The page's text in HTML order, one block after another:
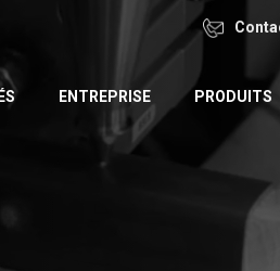
ENTREPRISE PRODUITS